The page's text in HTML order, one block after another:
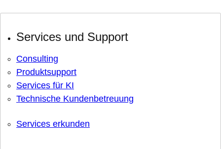
Services und Support
Consulting
Produktsupport
Services für KI
Technische Kundenbetreuung
Services erkunden